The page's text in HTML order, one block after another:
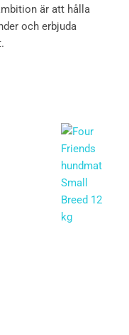
är att hålla
och erbjuda